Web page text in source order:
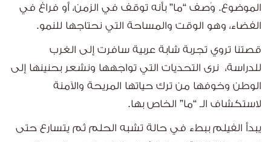
الموضوع. وُصف “ما” بأنه توقف في الزمن، أو فراغ في
الفضاء، وهو الوقت والمساحة التي نحتاجها للنمو.
قصتنا تروي تجربة شابة عربية سافرت إلى الغرب
للدراسة، نرى التحديات التي تواجهها ونشعر بحنينها إلى
الوطن وخوفها من ترك حياتها المريحة والآمنة
لاستكشاف الـ “ما” الخاص بها.
يبدأ الفيلم ببطء في حالة تشبه الحلم ثم يتسارع حتى